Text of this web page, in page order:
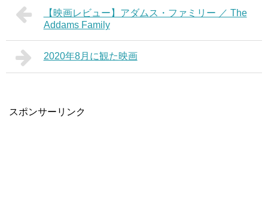
【映画レビュー】アダムス・ファミリー ／ The
Addams Family
2020年8月に観た映画
スポンサーリンク